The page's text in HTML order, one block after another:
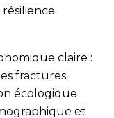
claire :
fractures
écologique
et